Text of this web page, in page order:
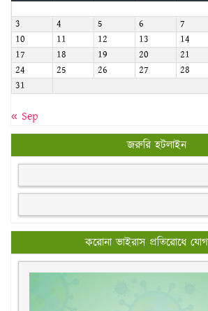
3
4 5 6 7
10
11 12 13 14
17
18 19 20 21
24
25 26 27 28
31
« Sep
জরুরি হটলাইন
করোনা ভাইরাস প্রতিরোধে